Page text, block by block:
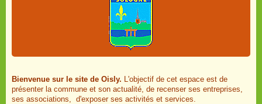
Bienvenue sur le site de Oisly. L'objectif de cet espace est de
présenter la commune et son actualité, de recenser ses entreprises,
ses associations, d'exposer ses activités et services.